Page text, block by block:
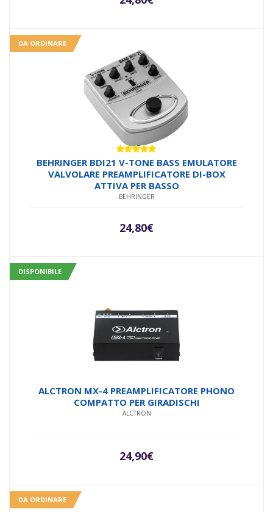
DA ORDINARE
Valutato
5.00su 5
BEHRINGER BDI21 V-TONE BASS EMULATORE
VALVOLARE PREAMPLIFICATORE DI-BOX
ATTIVA PER BASSO
BEHRINGER
24,80€
DISPONIBILE
ALCTRON MX-4 PREAMPLIFICATORE PHONO
COMPATTO PER GIRADISCHI
ALCTRON
24,90€
DA ORDINARE